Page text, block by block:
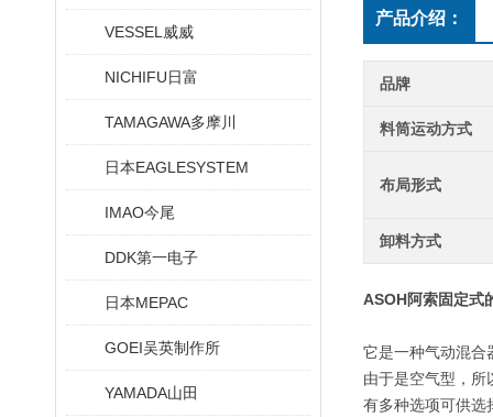
VESSEL威威
NICHIFU日富
TAMAGAWA多摩川
日本EAGLESYSTEM
IMAO今尾
DDK第一电子
日本MEPAC
GOEI吴英制作所
YAMADA山田
产品介绍：
品牌
料筒运动方式
布局形式
卸料方式
ASOH阿索固定式
它是一种气动混合
由于是空气型，所
有多种选项可供选